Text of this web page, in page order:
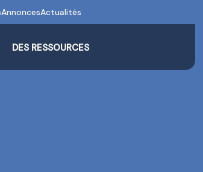
AnnoncesActualités
DES RESSOURCES